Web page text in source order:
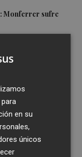
Monferrer sufre
en La Manga con
en agosto:
entrega de
en su
únicos